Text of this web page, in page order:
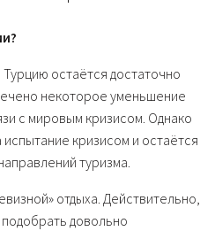
остаётся достаточно
некоторое уменьшение
с мировым кризисом. Однако
кризисом и остаётся
туризма.
отдыха. Действительно,
довольно